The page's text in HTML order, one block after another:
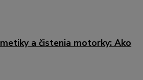
a čistenia motorky: Ako